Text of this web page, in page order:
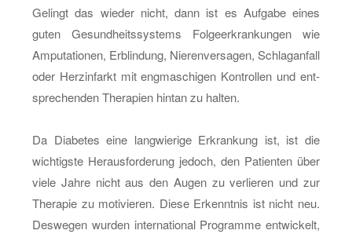
Ge­lingt das wie­der nicht, dann ist es Auf­ga­be eines
guten Ge­sund­heits­sys­tems Fol­ge­er­kran­kun­gen wie
Am­pu­ta­tio­nen, Er­blin­dung, Nie­ren­ver­sa­gen, Schlag­an­fall
oder Herz­in­farkt mit eng­ma­schi­gen Kon­trol­len und ent­
spre­chen­den The­ra­pi­en hint­an zu hal­ten.
Da Dia­be­tes eine lang­wie­ri­ge Er­kran­kung ist, ist die
wich­tigs­te Her­aus­for­de­rung je­doch, den Pa­ti­en­ten über
viele Jahre nicht aus den Augen zu ver­lie­ren und zur
The­ra­pie zu mo­ti­vie­ren. Diese Er­kennt­nis ist nicht neu.
Des­we­gen wur­den in­ter­na­tio­nal Pro­gram­me ent­wi­ckelt,